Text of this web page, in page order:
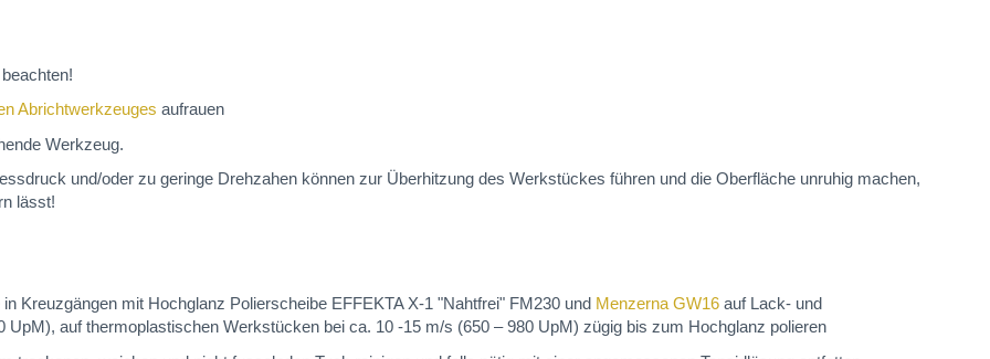
beachten!
Abrichtwerkzeuges aufrauen
Werkzeug.
und/oder zu geringe Drehzahen können zur Überhitzung des Werkstückes führen und die Oberfläche unruhig machen,
lässt!
Kreuzgängen mit Hochglanz Polierscheibe EFFEKTA X-1 "Nahtfrei" FM230 und Menzerna GW16 auf Lack- und
UpM), auf thermoplastischen Werkstücken bei ca. 10 -15 m/s (650 – 980 UpM) zügig bis zum Hochglanz polieren